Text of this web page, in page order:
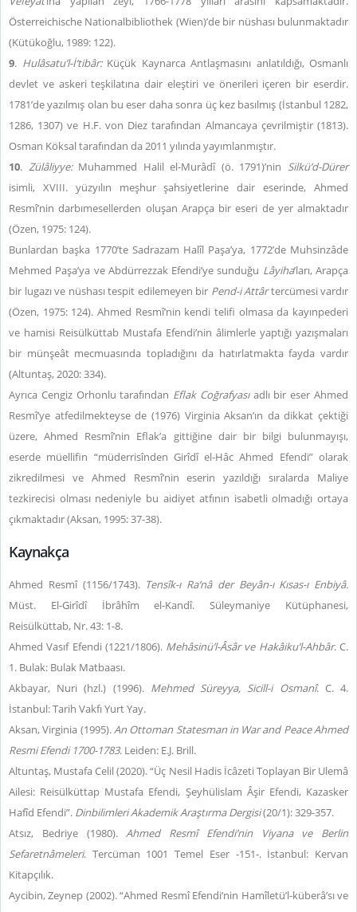
Österreichische Nationalbibliothek (Wien)’de bir nüshası bulunmaktadır
(Kütükoğlu, 1989: 122).
9. Hulâsatu’l-İ‘tibâr:Küçük Kaynarca Antlaşmasını anlatıldığı, Osmanlı
devlet ve askeri teşkilatına dair eleştiri ve önerileri içeren bir eserdir.
1781’de yazılmış olan bu eser daha sonra üç kez basılmış (İstanbul 1282,
1286, 1307) ve H.F. von Diez tarafından Almancaya çevrilmiştir (1813).
Osman Köksal tarafından da 2011 yılında yayımlanmıştır.
10. Zülâliyye:Muhammed Halil el-Murâdî (ö. 1791)’nin Silkü’d-Dürer
isimli, XVIII. yüzyılın meşhur şahsiyetlerine dair eserinde, Ahmed
Resmî’nin darbımesellerden oluşan Arapça bir eseri de yer almaktadır
(Özen, 1975: 124).
Bunlardan başka 1770’te Sadrazam Halîl Paşa’ya, 1772’de Muhsinzâde
Mehmed Paşa’ya ve Abdürrezzak Efendi’ye sunduğu Lâyiha’ları, Arapça
bir lugazı ve nüshası tespit edilemeyen bir Pend-i Attârtercümesi vardır
(Özen, 1975: 124). Ahmed Resmî’nin kendi telifi olmasa da kayınpederi
ve hamisi Reisülküttab Mustafa Efendi’nin âlimlerle yaptığı yazışmaları
bir münşeât mecmuasında topladığını da hatırlatmakta fayda vardır
(Altuntaş, 2020: 334).
Ayrıca Cengiz Orhonlu tarafından Eflak Coğrafyasıadlı bir eser Ahmed
Resmî’ye atfedilmekteyse de (1976) Virginia Aksan’ın da dikkat çektiği
üzere, Ahmed Resmî’nin Eflak’a gittiğine dair bir bilgi bulunmayışı,
eserde müellifin “müderrisînden Girîdî el-Hâc Ahmed Efendi” olarak
zikredilmesi ve Ahmed Resmî’nin eserin yazıldığı sıralarda Maliye
tezkirecisi olması nedeniyle bu aidiyet atfının isabetli olmadığı ortaya
çıkmaktadır (Aksan, 1995: 37-38).
Kaynakça
Ahmed Resmî (1156/1743). Tensîk-ı Ra‘nâ der Beyân-ı Kısas-ı Enbiyâ.
Müst. El-Girîdî İbrâhîm el-Kandî. Süleymaniye Kütüphanesi,
Reisülküttab, Nr. 43: 1-8.
Ahmed Vasıf Efendi (1221/1806). Mehâsinü’l-Âsâr ve Hakâiku’l-Ahbâr. C.
1. Bulak: Bulak Matbaası.
Akbayar, Nuri (hzl.) (1996). Mehmed Süreyya, Sicill-i Osmanî. C. 4.
İstanbul: Tarih Vakfı Yurt Yay.
Aksan, Virginia (1995).An Ottoman Statesman in War and PeaceAhmed
Resmi Efendi 1700-1783. Leiden: E.J. Brill.
Altuntaş, Mustafa Celil (2020). “Üç Nesil Hadis İcâzeti Toplayan Bir Ulemâ
Ailesi: Reisülküttap Mustafa Efendi, Şeyhülislam Âşir Efendi, Kazasker
Hafîd Efendi”. Dinbilimleri Akademik Araştırma Dergisi(20/1): 329-357.
Atsız, Bedriye (1980).Ahmed Resmî Efendi’nin Viyana ve Berlin
Sefaretnâmeleri. Tercüman 1001 Temel Eser -151-. İstanbul: Kervan
Kitapçılık.
Aycibin, Zeynep (2002). “Ahmed Resmî Efendi’nin Hamîletü’l-küberâ’sı ve